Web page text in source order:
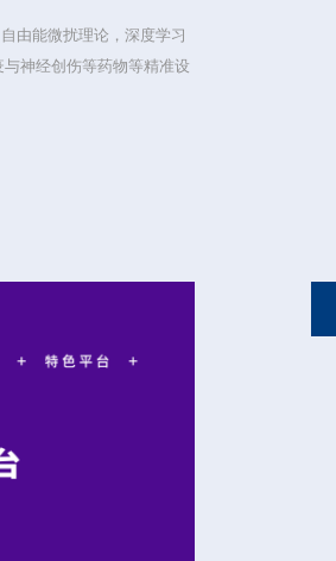
由能微扰理论，深度学习
神经创伤等药物等精准设